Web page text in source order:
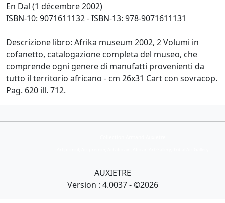
En Dal (1 décembre 2002)
ISBN-10: 9071611132 - ISBN-13: 978-9071611131
Descrizione libro: Afrika museum 2002, 2 Volumi in
cofanetto, catalogazione completa del museo, che
comprende ogni genere di manufatti provenienti da
tutto il territorio africano - cm 26x31 Cart con sovracop.
Pag. 620 ill. 712.
AUXIETRE
Version : 4.0037 - ©2026